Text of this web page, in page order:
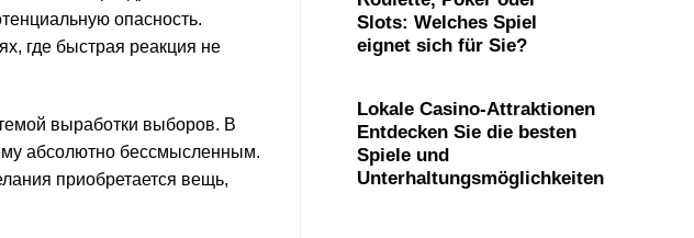
опасность.
где быстрая реакция не
выработки выборов. В
абсолютно бессмысленным.
приобретается вещь,
Slots: Welches Spiel
eignet sich für Sie?
Lokale Casino-Attraktionen
Entdecken Sie die besten
Spiele und
Unterhaltungsmöglichkeiten